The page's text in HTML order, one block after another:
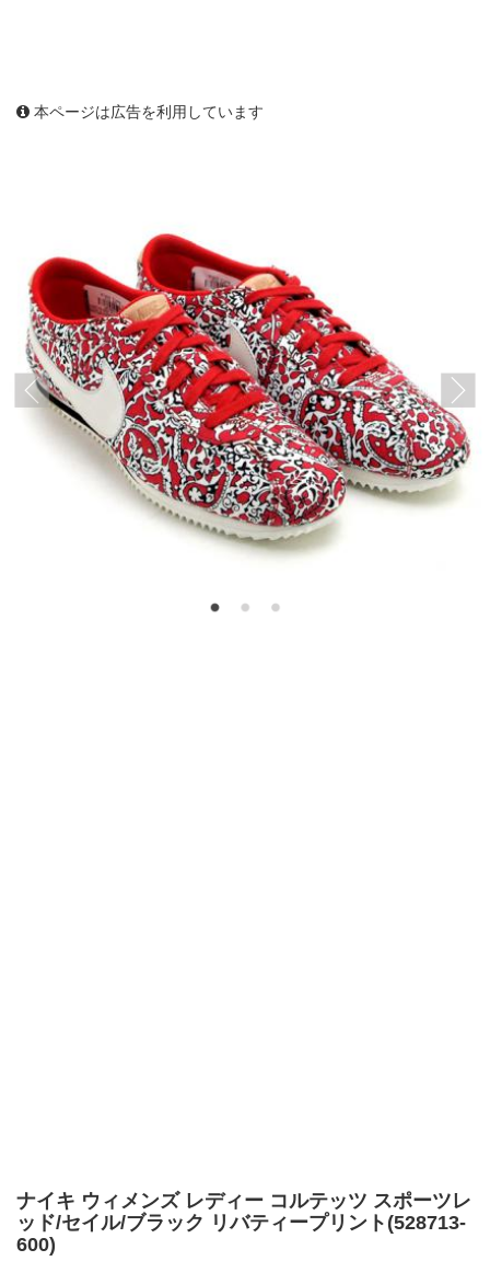
本ページは広告を利用しています
ナイキ ウィメンズ レディー コルテッツ スポーツレ
ッド/セイル/ブラック リバティープリント(528713-
600)